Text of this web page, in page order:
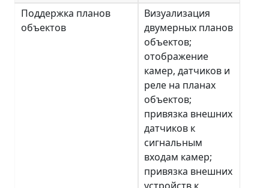
Поддержка планов
объектов
Визуализация
двумерных планов
объектов;
отображение
камер, датчиков и
реле на планах
объектов;
привязка внешних
датчиков к
сигнальным
входам камер;
привязка внешних